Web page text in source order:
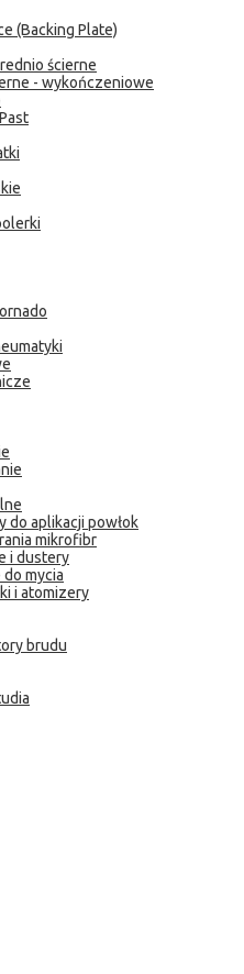
(Backing Plate)
ścierne
- wykończeniowe
do aplikacji powłok
mikrofibr
i dustery
do mycia
i atomizery
brudu